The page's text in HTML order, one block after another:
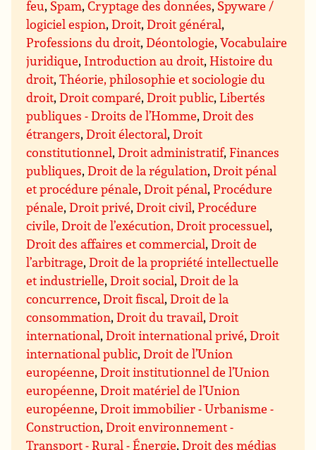
feu, Spam,Cryptage des données, Spyware /
logiciel espion,Droit,Droit général,
Professions du droit,Déontologie,Vocabulaire
juridique, Introduction au droit,Histoire du
droit,Théorie, philosophie et sociologie du
droit,Droit comparé,Droit public,Libertés
publiques - Droits de l’Homme,Droit des
étrangers,Droit électoral,Droit
constitutionnel,Droit administratif,Finances
publiques,Droit de la régulation,Droit pénal
et procédure pénale,Droit pénal,Procédure
pénale,Droit privé,Droit civil,Procédure
civile, Droit de l’exécution, Droit processuel,
Droit des affaires et commercial,Droit de
l’arbitrage,Droit de la propriété intellectuelle
et industrielle,Droit social,Droit de la
concurrence,Droit fiscal,Droit de la
consommation,Droit du travail,Droit
international,Droit international privé,Droit
international public,Droit de l’Union
européenne,Droit institutionnel de l’Union
européenne,Droit matériel de l’Union
européenne,Droit immobilier - Urbanisme -
Construction,Droit environnement -
Transport - Rural - Énergie,Droit des médias